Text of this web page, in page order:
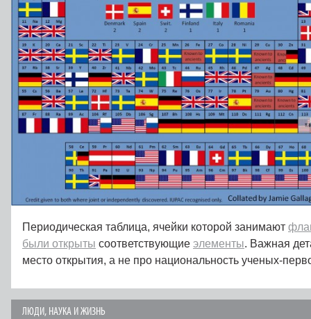
Периодическая таблица, ячейки которой занимают
были открыты соответствующие элементы. Важная
место открытия, а не про национальность ученых-
ЛЮДИ, НАУКА И ЖИЗНЬ